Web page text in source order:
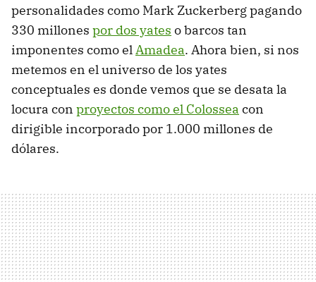
personalidades como Mark Zuckerberg pagando
330 millones por dos yates o barcos tan
imponentes como elAmadea. Ahora bien, si nos
metemos en el universo de los yates
conceptuales es donde vemos que se desata la
locura con proyectos como el Colossea con
dirigible incorporado por 1.000 millones de
dólares.